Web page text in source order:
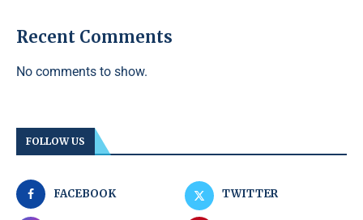
Recent Comments
No comments to show.
FOLLOW US
FACEBOOK TWITTER